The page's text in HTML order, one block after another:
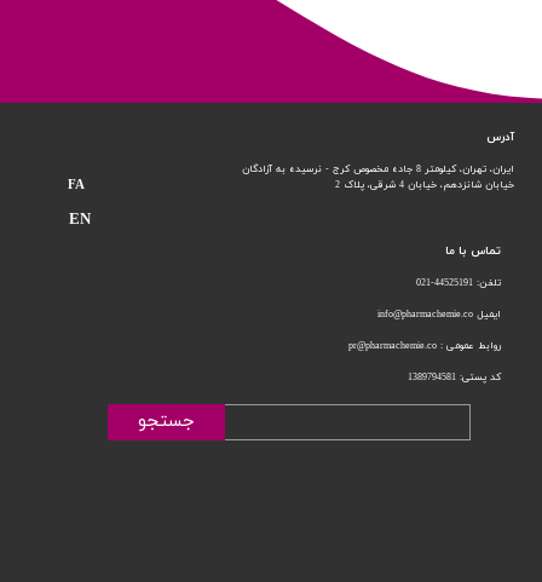
تماس با ما
تلفن: 44525191-021
ایمیل info@pharmachemie.co
روابط عمومی : pr@pharmachemie.co
کد پستی: 1389794581
آدرس
ایران، تهران، کیلومتر 8 جاده مخصوص کرج - نرسیده به آزادگان
خیابان شانزدهم، خیابان 4 شرقی، پلاک 2
جستجو
FA